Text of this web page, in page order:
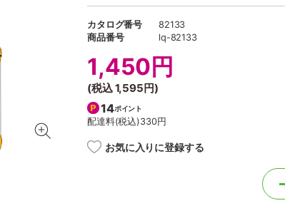
カタログ番号
82133
商品番号
lq-82133
1,450円
(税込1,595円)
14ポイント
配達料(税込)330円
お気に入りに登録する